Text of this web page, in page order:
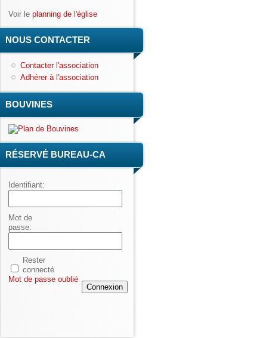
Voir le planning de l'église
NOUS CONTACTER
Contacter l'association
Adhérer à l'association
BOUVINES
RÉSERVÉ BUREAU-CA
Identifiant:
Mot de
passe:
Rester
connecté
Connexion
Mot de passe oublié